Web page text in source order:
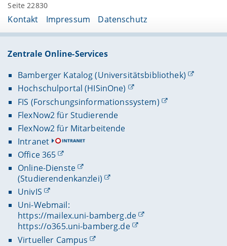
Seite 22830
Kontakt Impressum Datenschutz
Zentrale Online-Services
Bamberger Katalog (Universitätsbibliothek)
Hochschulportal (HISinOne)
FIS (Forschungsinformationssystem)
FlexNow2 für Studierende
FlexNow2 für Mitarbeitende
Intranet
Office 365
Online-Dienste
(Studierendenkanzlei)
UnivIS
Uni-Webmail:
https://mailex.uni-bamberg.de
https://o365.uni-bamberg.de
Virtueller Campus